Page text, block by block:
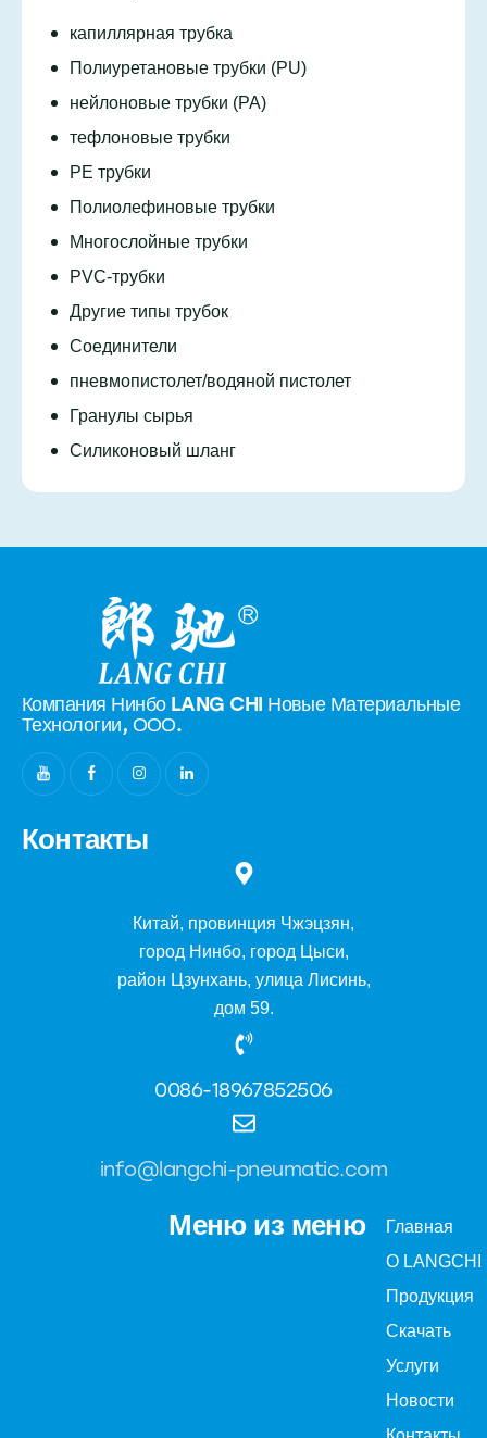
капиллярная трубка
Полиуретановые трубки (PU)
нейлоновые трубки (PA)
тефлоновые трубки
PE трубки
Полиолефиновые трубки
Многослойные трубки
PVC-трубки
Другие типы трубок
Соединители
пневмопистолет/водяной пистолет
Гранулы сырья
Силиконовый шланг
Компания Нинбо LANG CHI Новые Материальные
Технологии, ООО.
Контакты
Китай, провинция Чжэцзян,
город Нинбо, город Цыси,
район Цзунхань, улица Лисинь,
дом 59.
0086-18967852506
info@langchi-pneumatic.com
Меню из меню
Главная
О LANGCHI
Продукция
Скачать
Услуги
Новости